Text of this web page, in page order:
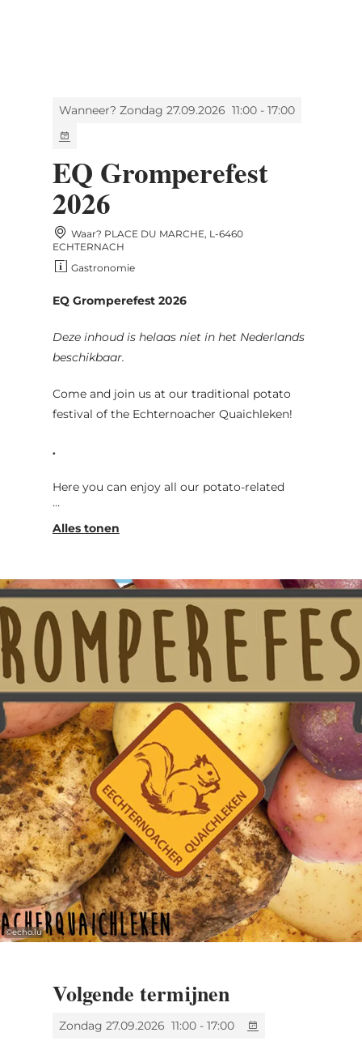
Wanneer? Zondag 27.09.2026 11:00 - 17:00
EQ Gromperefest
2026
Waar? PLACE DU MARCHE, L-6460
ECHTERNACH
Gastronomie
EQ Gromperefest 2026
Deze inhoud is helaas niet in het Nederlands
beschikbaar.
Come and join us at our traditional potato
festival of the Echternoacher Quaichleken!
.
Here you can enjoy all our potato-related
specialties:
Homemade potato cakes with apple
compote, homemade fries with dip and
guacamole, delicious mashed potatoes with
sausages or grilled meats, potato liqueur or
just a cold beer, you'll find it all here!
Are you hungry now? Or is your mouth
watering? Then take the 27th of September
off and come visit us!
©echo.lu
Volgende termijnen
Zondag 27.09.2026 11:00 - 17:00